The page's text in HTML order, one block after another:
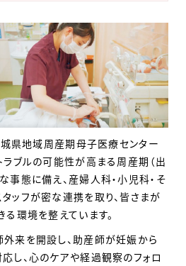
県地域周産期母子医療センター
ラブルの可能性が高まる周産期（出
事態に備え、産婦人科・小児科・そ
ッフが密な連携を取り、皆さまが
環境を整えています。
来を開設し、助産師が妊娠から
し、心のケアや経過観察のフォロ